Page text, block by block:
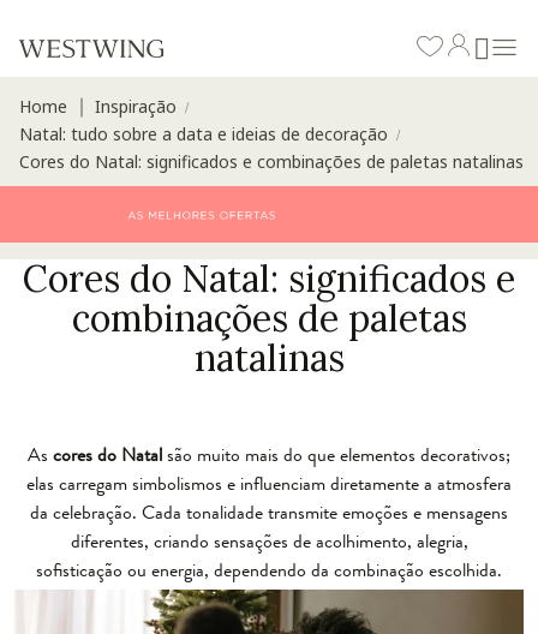
Home Inspiração /
Natal: tudo sobre a data e ideias de decoração /
Cores do Natal: significados e combinações de paletas natalinas
Cores do Natal: significados e
combinações de paletas
natalinas
As cores do Natalsão muito mais do que elementos decorativos;
elas carregam simbolismos e influenciam diretamente a atmosfera
da celebração. Cada tonalidade transmite emoções e mensagens
diferentes, criando sensações de acolhimento, alegria,
sofisticação ou energia, dependendo da combinação escolhida.